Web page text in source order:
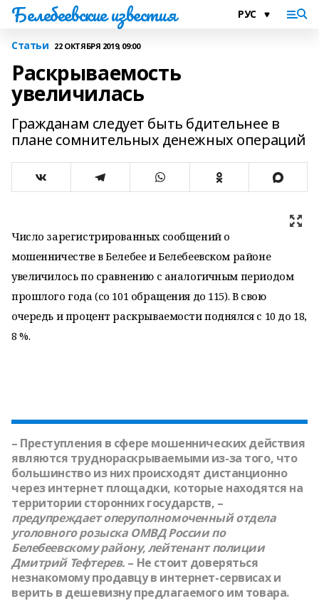
Белебеевские известия
Статьи 22 ОКТЯБРЯ 2019, 09:00
Раскрываемость
увеличилась
Гражданам следует быть бдительнее в
плане сомнительных денежных операций
Число зарегистрированных сообщений о
мошенничестве в Белебее и Белебеевском районе
увеличилось по сравнению с аналогичным периодом
прошлого года (со 101 обращения до 115). В свою
очередь и процент раскрываемости поднялся с 10 до 18,
8 %.
– Преступления в сфере мошеннических действия
являются труднораскрываемыми из-за того, что
большинство из них происходят дистанционно
через интернет площадки, которые находятся на
территории сторонних государств, –
предупреждает оперуполномоченный отдела
уголовного розыска ОМВД России по
Белебеевскому району, лейтенант полиции
Дмитрий Тефтерев. – Не стоит доверяться
незнакомому продавцу в интернет-сервисах и
верить в дешевизну предлагаемого им товара.